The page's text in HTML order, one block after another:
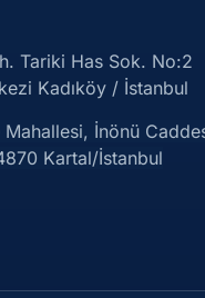
Tariki Has Sok. No:2
Kadıköy / İstanbul
Mahallesi, İnönü
Kartal/İstanbul